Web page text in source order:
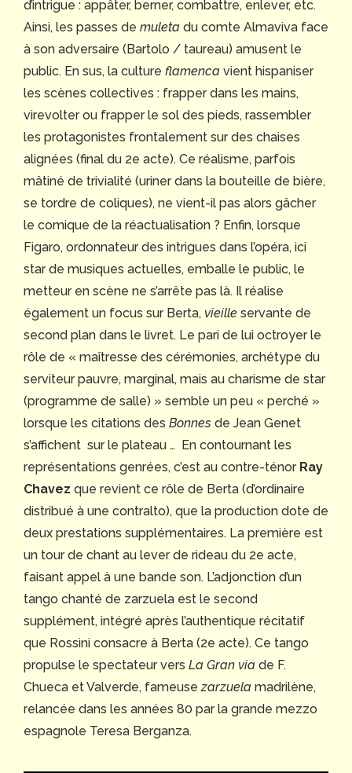
d’intrigue : appâter, berner, combattre, enlever, etc.
Ainsi, les passes de muleta du comte Almaviva face
à son adversaire (Bartolo / taureau) amusent le
public. En sus, la culture flamenca vient hispaniser
les scènes collectives : frapper dans les mains,
virevolter ou frapper le sol des pieds, rassembler
les protagonistes frontalement sur des chaises
alignées (final du 2e acte). Ce réalisme, parfois
mâtiné de trivialité (uriner dans la bouteille de bière,
se tordre de coliques), ne vient-il pas alors gâcher
le comique de la réactualisation ? Enfin, lorsque
Figaro, ordonnateur des intrigues dans l’opéra, ici
star de musiques actuelles, emballe le public, le
metteur en scène ne s’arrête pas là. Il réalise
également un focus sur Berta, vieille servante de
second plan dans le livret. Le pari de lui octroyer le
rôle de « maîtresse des cérémonies, archétype du
serviteur pauvre, marginal, mais au charisme de star
(programme de salle) » semble un peu « perché »
lorsque les citations des Bonnes de Jean Genet
s’affichent sur le plateau … En contournant les
représentations genrées, c’est au contre-ténor Ray
Chavez que revient ce rôle de Berta (d’ordinaire
distribué à une contralto), que la production dote de
deux prestations supplémentaires. La première est
un tour de chant au lever de rideau du 2e acte,
faisant appel à une bande son. L’adjonction d’un
tango chanté de zarzuela est le second
supplément, intégré après l’authentique récitatif
que Rossini consacre à Berta (2e acte). Ce tango
propulse le spectateur vers La Gran via de F.
Chueca et Valverde, fameusezarzuela madrilène,
relancée dans les années 80 par la grande mezzo
espagnole Teresa Berganza.